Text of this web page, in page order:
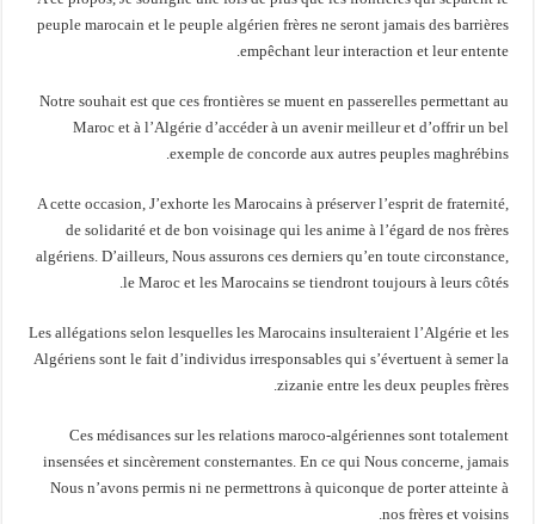
peuple marocain et le peuple algérien frères ne seront jamais des barrières
empêchant leur interaction et leur entente.
Notre souhait est que ces frontières se muent en passerelles permettant au
Maroc et à l’Algérie d’accéder à un avenir meilleur et d’offrir un bel
exemple de concorde aux autres peuples maghrébins.
A cette occasion, J’exhorte les Marocains à préserver l’esprit de fraternité,
de solidarité et de bon voisinage qui les anime à l’égard de nos frères
algériens. D’ailleurs, Nous assurons ces derniers qu’en toute circonstance,
le Maroc et les Marocains se tiendront toujours à leurs côtés.
Les allégations selon lesquelles les Marocains insulteraient l’Algérie et les
Algériens sont le fait d’individus irresponsables qui s’évertuent à semer la
zizanie entre les deux peuples frères.
Ces médisances sur les relations maroco-algériennes sont totalement
insensées et sincèrement consternantes. En ce qui Nous concerne, jamais
Nous n’avons permis ni ne permettrons à quiconque de porter atteinte à
nos frères et voisins.